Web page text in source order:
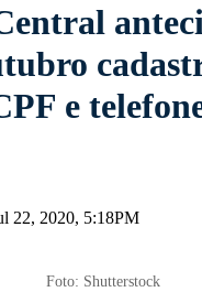
e
22, 2020, 5:18PM
Foto: Shutterstock